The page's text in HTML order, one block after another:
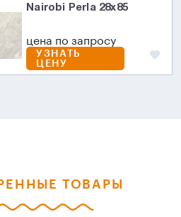
Nairobi Perla 28x85
цена по запросу
УЗНАТЬ
ЦЕНУ
ТОВАРЫ